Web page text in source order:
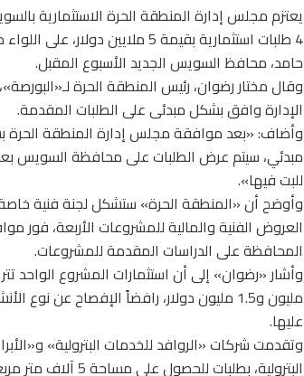
يعتزم مجلس إدارة المنطقة الحرة الاستثمارية
4 طلبات استثمارية بقيمة 5 ملايين دولار، على
حامد، محافظ السويس الجديد الأسبوع المقبل.
وقال مختار رضوان، رئيس المنطقة الحرة
الإدارة وافق بشكل مبدئى على الطلبات المقدمة.
وأضاف: «بعد موافقة مجلس إدارة المنطقة
مبدئي، سيتم عرض الطلبات على محافظة السويس
للبت فيها».
وأوضح أن «المنطقة الحرة» ستشكل لجنة فنية
العروض الفنية والمالية للمشروعات الأربعة، فور
المحافظة على الدراسات المقدمة للمشروعات.
وأشار «رضوان» إلى أن استثمارات المشروع الواحد
مليون و1.5 مليون دولار، رافضاً الإفصاح
عليها.
وتقدمت شركات «الروافد للخدمات البترولية»